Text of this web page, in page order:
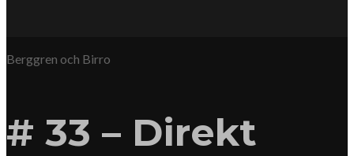
Berggren och Birro
# 33 – Direkt